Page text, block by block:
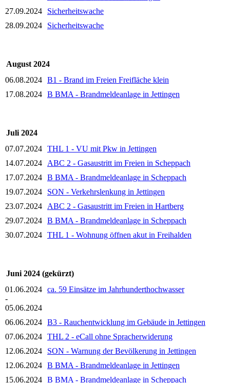
27.09.2024
Sicherheitswache
28.09.2024
Sicherheitswache
August 2024
06.08.2024 B1 - Brand im Freien Freifläche klein
17.08.2024 B BMA - Brandmeldeanlage in Jettingen
Juli 2024
07.07.2024 THL 1 - VU mit Pkw in Jettingen
14.07.2024
ABC 2 - Gasaustritt im Freien in Scheppach
17.07.2024 B BMA - Brandmeldeanlage in Scheppach
19.07.2024
SON - Verkehrslenkung in Jettingen
23.07.2024
ABC 2 - Gasaustritt im Freien in Hartberg
29.07.2024 B BMA - Brandmeldeanlage in Scheppach
30.07.2024 THL 1 - Wohnung öffnen akut in Freihalden
Juni 2024 (gekürzt)
01.06.2024
-
05.06.2024
ca. 59 Einsätze im Jahrhunderthochwasser
06.06.2024 B3 - Rauchentwicklung im Gebäude in Jettingen
07.06.2024 THL 2 - eCall ohne Spracherwiderung
12.06.2024
SON - Warnung der Bevölkerung in Jettingen
12.06.2024 B BMA - Brandmeldeanlage in Jettingen
15.06.2024 B BMA - Brandmeldeanlage in Scheppach